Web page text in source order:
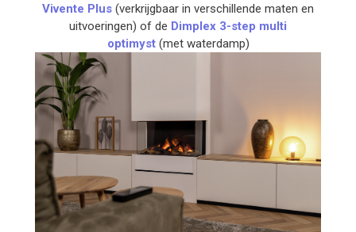
Vivente Plus (verkrijgbaar in verschillende maten en
uitvoeringen) of de Dimplex 3-step multi
optimyst(met waterdamp)